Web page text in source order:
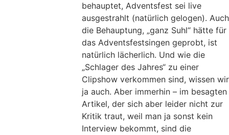
behauptet, Adventsfest sei live
ausgestrahlt (natürlich gelogen). Auch
die Behauptung, „ganz Suhl“ hätte für
das Adventsfestsingen geprobt, ist
natürlich lächerlich. Und wie die
„Schlager des Jahres“ zu einer
Clipshow verkommen sind, wissen wir
ja auch. Aber immerhin – im besagten
Artikel, der sich aber leider nicht zur
Kritik traut, weil man ja sonst kein
Interview bekommt, sind die